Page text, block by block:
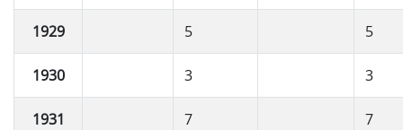
1929 5 5
1930 3 3
1931 7 7